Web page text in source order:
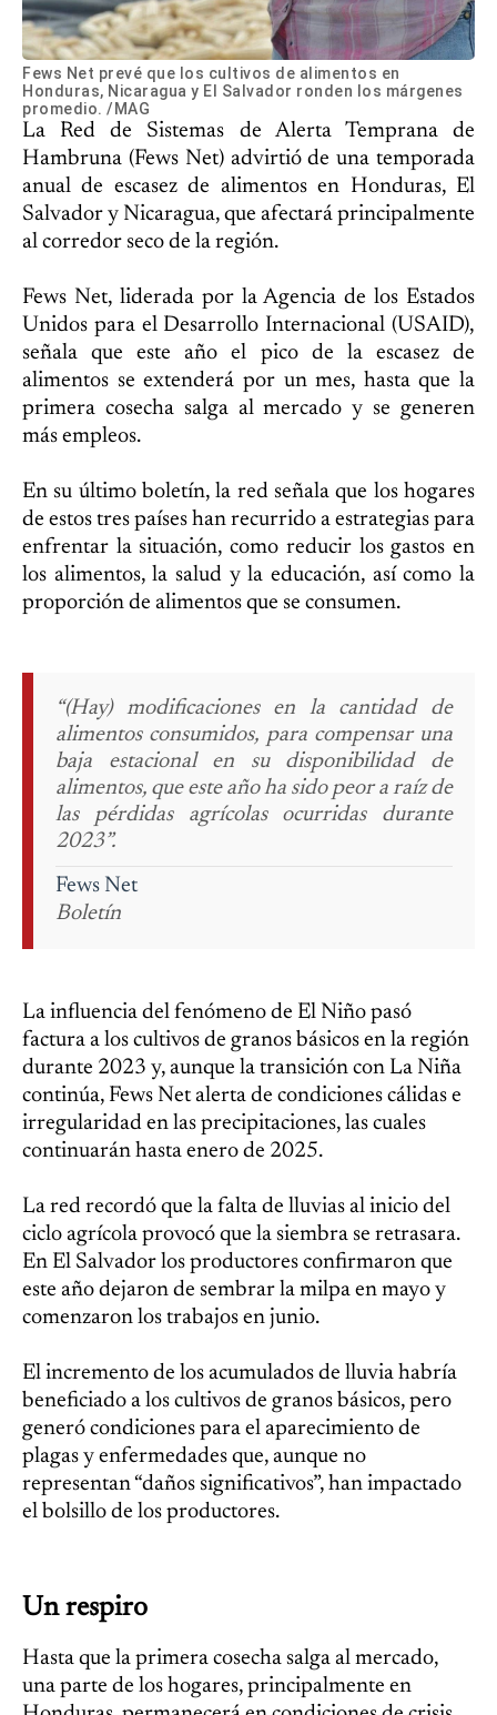
Fews Net prevé que los cultivos de alimentos en
Honduras, Nicaragua y El Salvador ronden los márgenes
promedio. /MAG
La Red de Sistemas de Alerta Temprana de
Hambruna (Fews Net) advirtió de una temporada
anual de escasez de alimentos en Honduras, El
Salvador y Nicaragua, que afectará principalmente
al corredor seco de la región.
Fews Net, liderada por la Agencia de los Estados
Unidos para el Desarrollo Internacional (USAID),
señala que este año el pico de la escasez de
alimentos se extenderá por un mes, hasta que la
primera cosecha salga al mercado y se generen
más empleos.
En su último boletín, la red señala que los hogares
de estos tres países han recurrido a estrategias para
enfrentar la situación, como reducir los gastos en
los alimentos, la salud y la educación, así como la
proporción de alimentos que se consumen.
“(Hay) modificaciones en la cantidad de
alimentos consumidos, para compensar una
baja estacional en su disponibilidad de
alimentos, que este año ha sido peor a raíz de
las pérdidas agrícolas ocurridas durante
2023”.
Fews Net
Boletín
La influencia del fenómeno de El Niño pasó
factura a los cultivos de granos básicos en la región
durante 2023 y, aunque la transición con La Niña
continúa, Fews Net alerta de condiciones cálidas e
irregularidad en las precipitaciones, las cuales
continuarán hasta enero de 2025.
La red recordó que la falta de lluvias al inicio del
ciclo agrícola provocó que la siembra se retrasara.
En El Salvador los productores confirmaron que
este año dejaron de sembrar la milpa en mayo y
comenzaron los trabajos en junio.
El incremento de los acumulados de lluvia habría
beneficiado a los cultivos de granos básicos, pero
generó condiciones para el aparecimiento de
plagas y enfermedades que, aunque no
representan “daños significativos”, han impactado
el bolsillo de los productores.
Un respiro
Hasta que la primera cosecha salga al mercado,
una parte de los hogares, principalmente en